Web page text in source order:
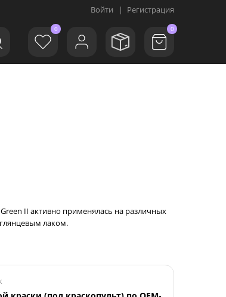
Войти | Регистрация
0 0
II активно применялась на различных
лаком.